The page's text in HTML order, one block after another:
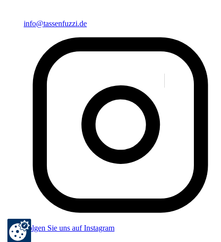
info@tassenfuzzi.de
Folgen Sie uns auf Instagram